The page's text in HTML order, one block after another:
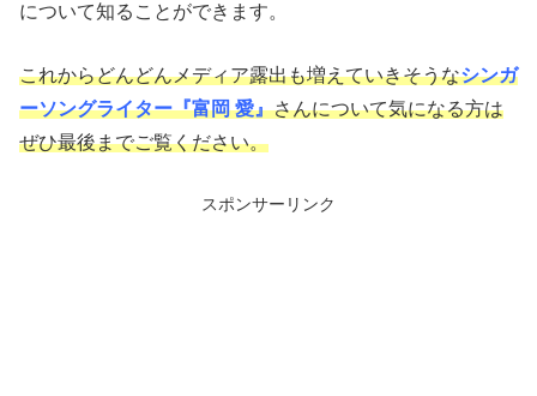
について知ることができます。
これからどんどんメディア露出も増えていきそうなシンガ
ーソングライター『富岡 愛』さんについて気になる方は
ぜひ最後までご覧ください。
スポンサーリンク